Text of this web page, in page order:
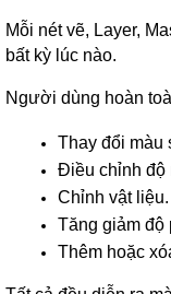
Mỗi nét vẽ, Layer,
bất kỳ lúc nào.
Người dùng hoàn
Thay đổi màu
Điều chỉnh độ
Chỉnh vật liệu.
Tăng giảm độ
Thêm hoặc